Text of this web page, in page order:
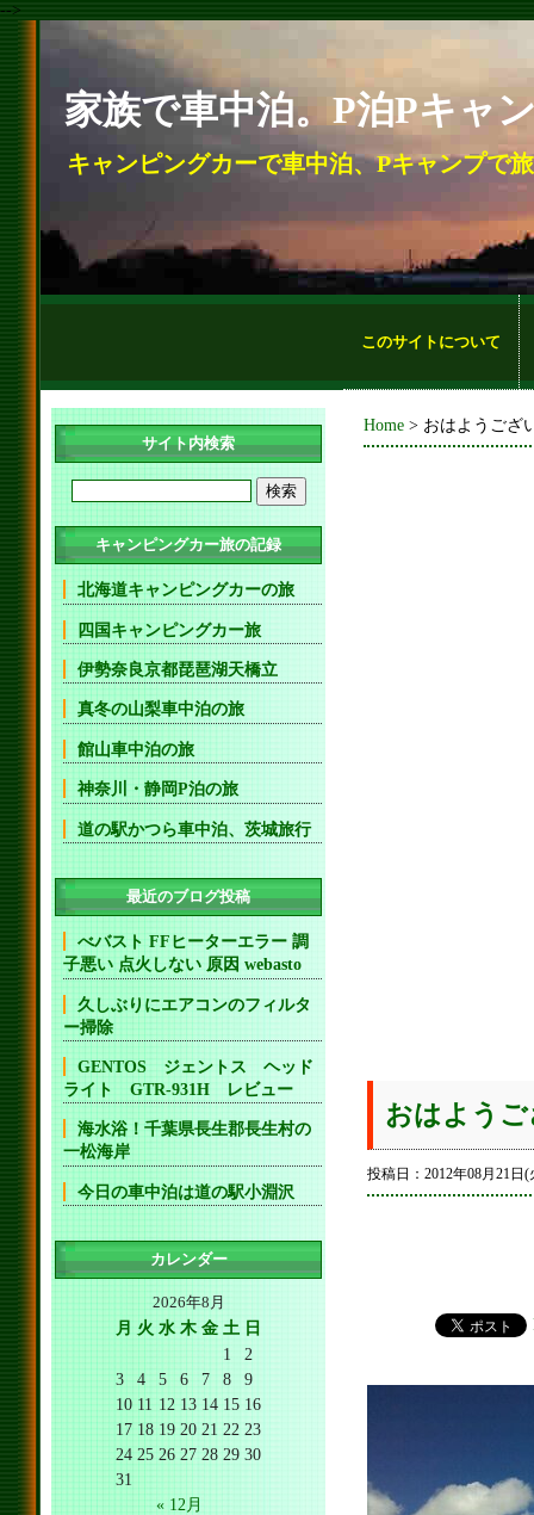
-->
家族で車中泊。P泊Pキャ
キャンピングカーで車中泊、Pキャンプで
このサイトについて
Home > おはようござ
おはよう
投稿日：2012年08月21
サイト内検索
キャンピングカー旅の記録
北海道キャンピングカーの旅
四国キャンピングカー旅
伊勢奈良京都琵琶湖天橋立
真冬の山梨車中泊の旅
館山車中泊の旅
神奈川・静岡P泊の旅
道の駅かつら車中泊、茨城旅行
最近のブログ投稿
べバスト FFヒーターエラー 調
子悪い 点火しない 原因 webasto
久しぶりにエアコンのフィルタ
ー掃除
GENTOS ジェントス ヘッド
ライト GTR-931H レビュー
海水浴！千葉県長生郡長生村の
一松海岸
今日の車中泊は道の駅小淵沢
カレンダー
2026年8月
月 火 水 木 金 土 日
1
2
3
4 5 6 7 8
9
10 11 12 13 14 15 16
17 18 19 20 21 22 23
24 25 26 27 28 29 30
31
« 12月